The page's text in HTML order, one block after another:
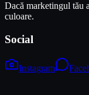
Dacă marketingul tău
culoare.
Social
Instagram